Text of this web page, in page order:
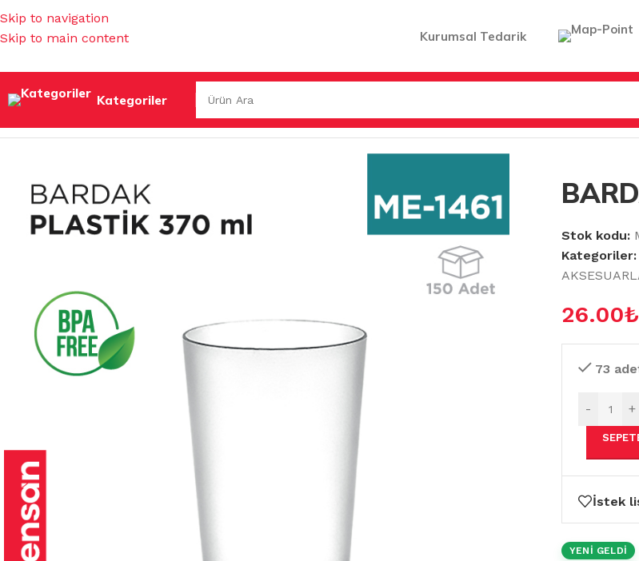
Skip to navigation
Skip to main content
Kurumsal Tedarik
Kategoriler
SU BARDAKLARI & SÜRAHİLER & AKSESUARLARI/BARDAK PLASTİK 370
Stok kodu:
Kategoriler:
26.00₺
73
- +
İstek
YENİ GELDİ